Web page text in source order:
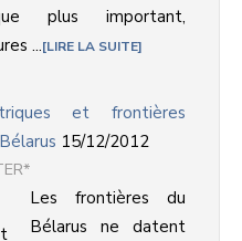
plus important,
... LIRE LA SUITE
et frontières
15/12/2012
Les frontières du
Bélarus ne datent